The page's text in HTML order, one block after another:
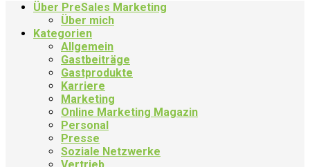
Über PreSales Marketing
Über mich
Kategorien
Allgemein
Gastbeiträge
Gastprodukte
Karriere
Marketing
Online Marketing Magazin
Personal
Presse
Soziale Netzwerke